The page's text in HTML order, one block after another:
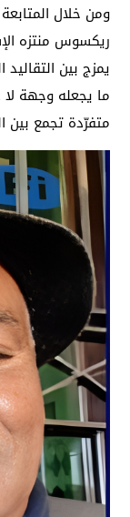
ومن خلال
ريكسوس منتزه
يمزج بين التقاليد
ما يجعله وجهة
متفرّدة تجمع بين